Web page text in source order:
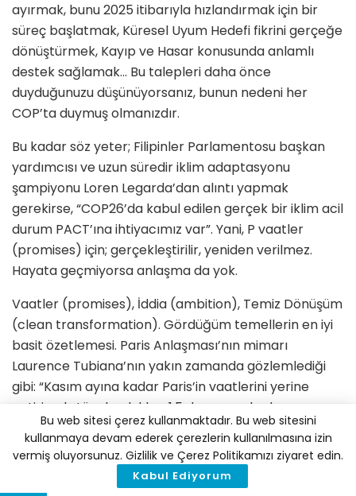
ayırmak, bunu 2025 itibarıyla hızlandırmak için bir
süreç başlatmak, Küresel Uyum Hedefi fikrini gerçeğe
dönüştürmek, Kayıp ve Hasar konusunda anlamlı
destek sağlamak… Bu talepleri daha önce
duyduğunuzu düşünüyorsanız, bunun nedeni her
COP’ta duymuş olmanızdır.
Bu kadar söz yeter; Filipinler Parlamentosu başkan
yardımcısı ve uzun süredir iklim adaptasyonu
şampiyonu Loren Legarda’dan alıntı yapmak
gerekirse, “COP26’da kabul edilen gerçek bir iklim acil
durum PACT’ına ihtiyacımız var”. Yani, P vaatler
(promises) için; gerçekleştirilir, yeniden verilmez.
Hayata geçmiyorsa anlaşma da yok.
Vaatler (promises), İddia (ambition), Temiz Dönüşüm
(clean transformation). Gördüğüm temellerin en iyi
basit özetlemesi. Paris Anlaşması’nın mimarı
Laurence Tubiana’nın yakın zamanda gözlemlediği
gibi: “Kasım ayına kadar Paris’in vaatlerini yerine
getirirsek, tüm boşlukları 1,5 dereceye kadar
kapatma iddiasını artırırsak ve Temiz Dönüşüm
büyük ölçüde hızlandırılırsa, COP26 çok taraflı bir
başarı olabilir (PACT).”
Bu web sitesi çerez kullanmaktadır. Bu web sitesini
kullanmaya devam ederek çerezlerin kullanılmasına izin
vermiş oluyorsunuz. Gizlilik ve Çerez Politikamızı ziyaret edin.
Kabul Ediyorum